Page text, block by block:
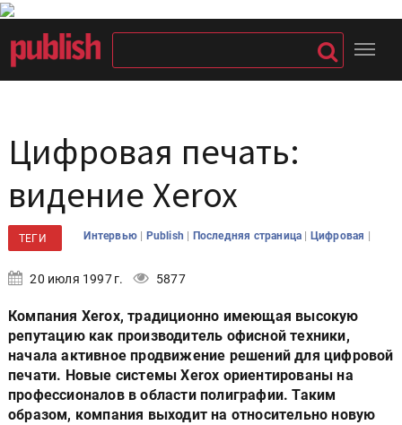
Цифровая печать:
видение Xerox
ТЕГИ Интервью | Publish | Последняя страница | Цифровая |
20 июля 1997 г. 5877
Компания Xerox, традиционно имеющая высокую
репутацию как производитель офисной техники,
начала активное продвижение решений для цифровой
печати. Новые системы Xerox ориентированы на
профессионалов в области полиграфии. Таким
образом, компания выходит на относительно новую